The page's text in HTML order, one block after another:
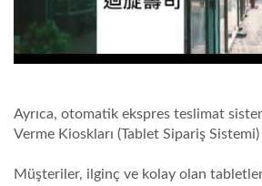
Ayrıca, otomatik ekspres teslimat
Verme Kioskları (Tablet Sipariş Sistemi)
Müşteriler, ilginç ve kolay olan tabletler